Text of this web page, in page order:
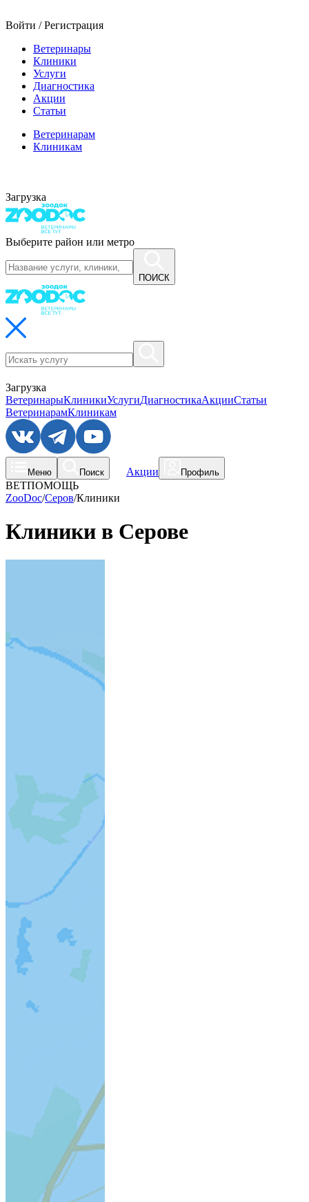
Войти / Регистрация
Ветеринары
Клиники
Услуги
Диагностика
Акции
Статьи
Ветеринарам
Клиникам
Загрузка
Выберите район или метро
ПОИСК
Загрузка
ВетеринарыКлиникиУслугиДиагностикаАкцииСтатьи
ВетеринарамКлиникам
Меню Поиск Акции Профиль
ВЕТПОМОЩЬ
ZooDoc/Серов/Клиники
Клиники в Серове